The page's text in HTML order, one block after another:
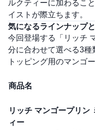
ルクティーに加わるこ
イストが際立ちます。
気になるラインナップ
今回登場する「リッチ
分に合わせて選べる3種
トッピング用のマンゴ
商品名
リッチ マンゴープリン
ィー